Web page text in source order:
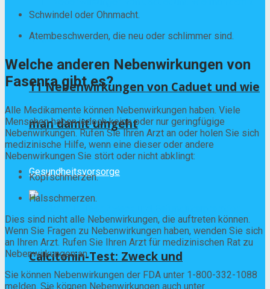
11 Nebenwirkungen von Caduet und wie
man damit umgeht
Gesundheitsvorsorge
Calcitonin-Test: Zweck und
Schwindel oder Ohnmacht.
Atembeschwerden, die neu oder schlimmer sind.
Welche anderen Nebenwirkungen von
Fasenra gibt es?
Alle Medikamente können Nebenwirkungen haben. Viele
Menschen haben jedoch keine oder nur geringfügige
Nebenwirkungen. Rufen Sie Ihren Arzt an oder holen Sie sich
medizinische Hilfe, wenn eine dieser oder andere
Nebenwirkungen Sie stört oder nicht abklingt:
Kopfschmerzen.
Halsschmerzen.
Dies sind nicht alle Nebenwirkungen, die auftreten können.
Wenn Sie Fragen zu Nebenwirkungen haben, wenden Sie sich
an Ihren Arzt. Rufen Sie Ihren Arzt für medizinischen Rat zu
Nebenwirkungen an.
Sie können Nebenwirkungen der FDA unter 1-800-332-1088
melden. Sie können Nebenwirkungen auch unter